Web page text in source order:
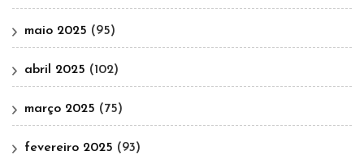
maio 2025 (95)
abril 2025 (102)
março 2025 (75)
fevereiro 2025 (93)